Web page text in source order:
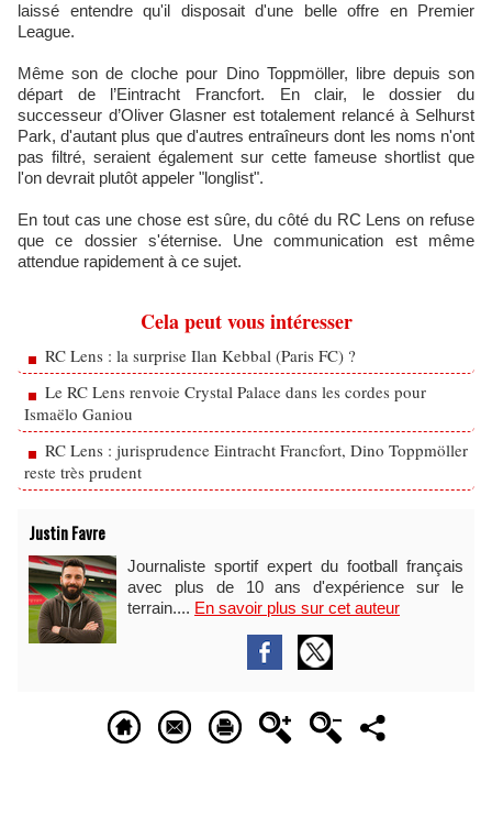
laissé entendre qu'il disposait d'une belle offre en Premier
League.
Même son de cloche pour Dino Toppmöller, libre depuis son
départ de l’Eintracht Francfort. En clair, le dossier du
successeur d’Oliver Glasner est totalement relancé à Selhurst
Park, d'autant plus que d'autres entraîneurs dont les noms n'ont
pas filtré, seraient également sur cette fameuse shortlist que
l'on devrait plutôt appeler "longlist".
En tout cas une chose est sûre, du côté du RC Lens on refuse
que ce dossier s'éternise. Une communication est même
attendue rapidement à ce sujet.
Cela peut vous intéresser
RC Lens : la surprise Ilan Kebbal (Paris FC) ?
Le RC Lens renvoie Crystal Palace dans les cordes pour
Ismaëlo Ganiou
RC Lens : jurisprudence Eintracht Francfort, Dino Toppmöller
reste très prudent
Justin Favre
Journaliste sportif expert du football français
avec plus de 10 ans d'expérience sur le
terrain.... En savoir plus sur cet auteur